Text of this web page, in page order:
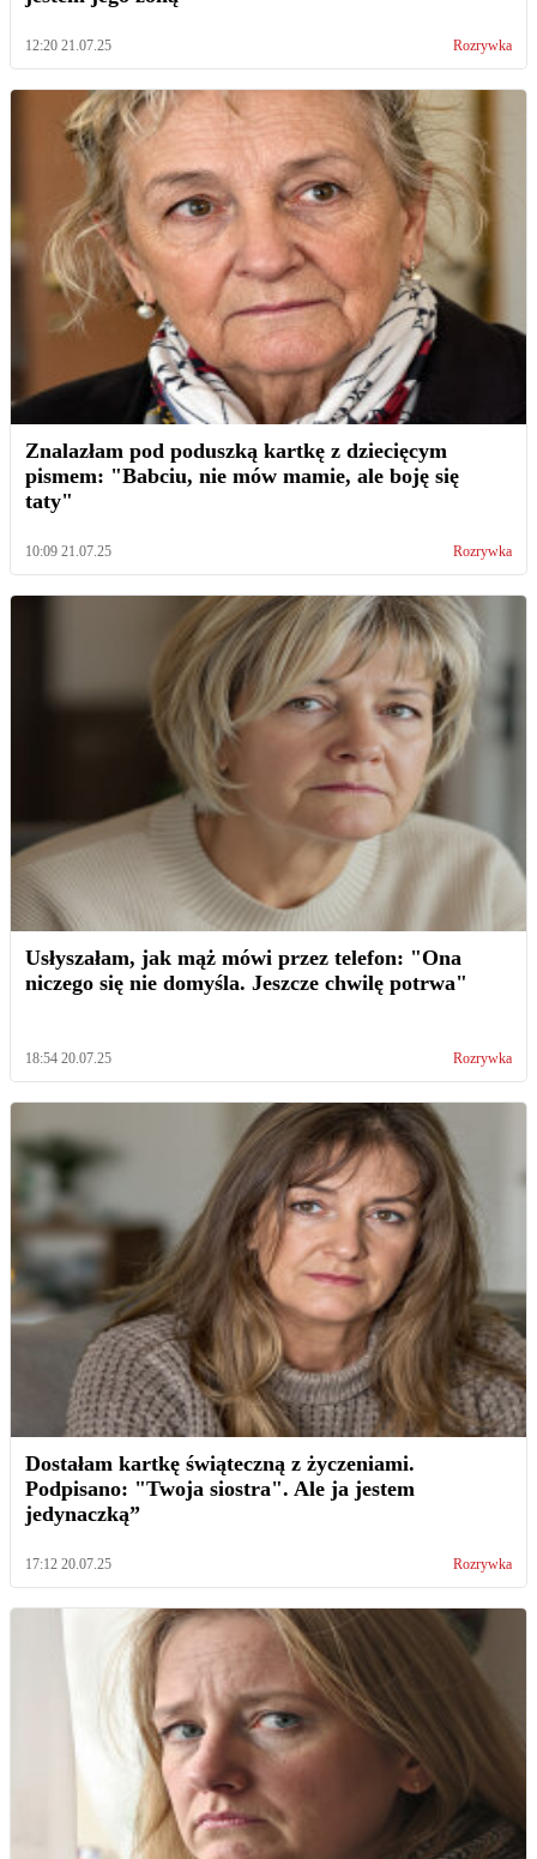
12:20 21.07.25 Rozrywka
Znalazłam pod poduszką kartkę z dziecięcym
pismem: "Babciu, nie mów mamie, ale boję się
taty"
10:09 21.07.25 Rozrywka
Usłyszałam, jak mąż mówi przez telefon: "Ona
niczego się nie domyśla. Jeszcze chwilę potrwa"
18:54 20.07.25 Rozrywka
Dostałam kartkę świąteczną z życzeniami.
Podpisano: "Twoja siostra". Ale ja jestem
jedynaczką”
17:12 20.07.25 Rozrywka